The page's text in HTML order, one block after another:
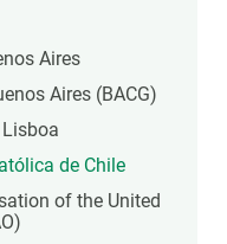
Aires
Aires (BACG)
de Chile
of the United